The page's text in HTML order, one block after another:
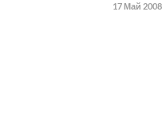
17 Май 2008